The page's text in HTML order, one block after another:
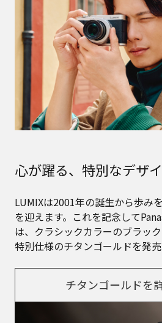
心が躍る、特別なデザ
LUMIXは2001年の誕生から歩み
を迎えます。これを記念して
は、クラシックカラーのブラック
特別仕様のチタンゴールドを発売
チタンゴールドを